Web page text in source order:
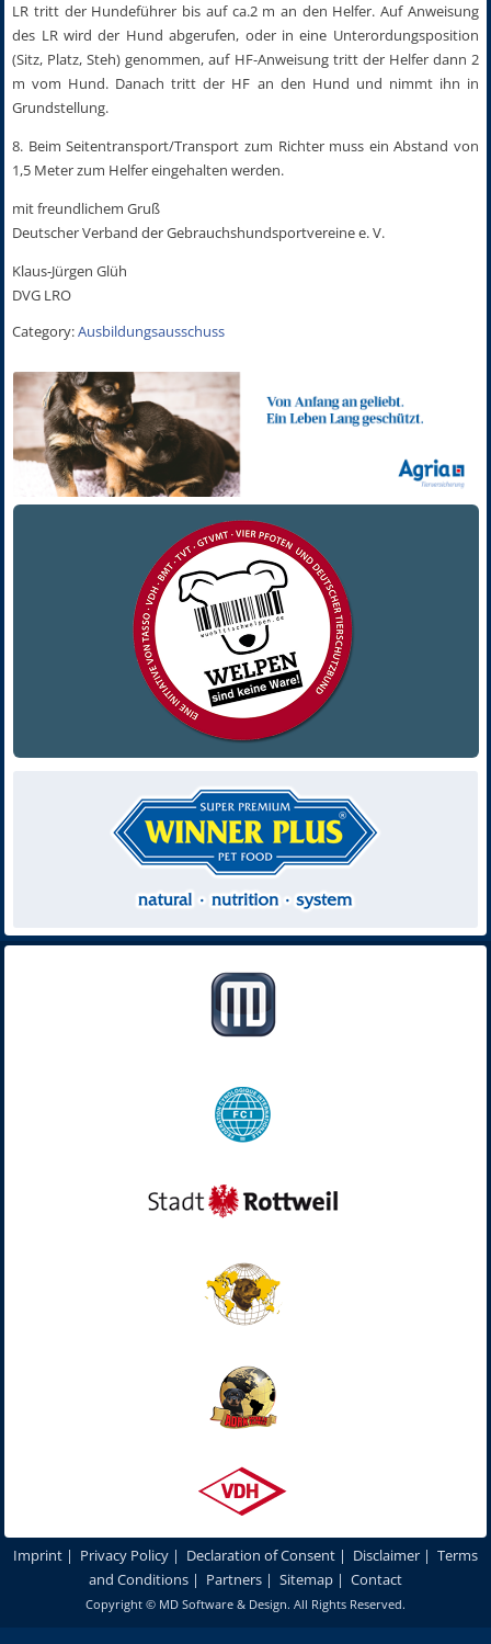
LR tritt der Hundeführer bis auf ca.2 m an den Helfer. Auf Anweisung
des LR wird der Hund abgerufen, oder in eine Unterordungsposition
(Sitz, Platz, Steh) genommen, auf HF-Anweisung tritt der Helfer dann 2
m vom Hund. Danach tritt der HF an den Hund und nimmt ihn in
Grundstellung.
8. Beim Seitentransport/Transport zum Richter muss ein Abstand von
1,5 Meter zum Helfer eingehalten werden.
mit freundlichem Gruß
Deutscher Verband der Gebrauchshundsportvereine e. V.
Klaus-Jürgen Glüh
DVG LRO
Category:Ausbildungsausschuss
Imprint | Privacy Policy | Declaration of Consent | Disclaimer | Terms
and Conditions | Partners | Sitemap | Contact
Copyright © MD Software & Design. All Rights Reserved.